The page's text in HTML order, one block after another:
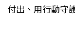
付出、用行動守